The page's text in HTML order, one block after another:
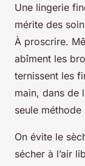
Une lingerie
mérite des
À proscrire.
abîment les
ternissent les
main, dans de
seule méthode
On évite le
sécher à l’air